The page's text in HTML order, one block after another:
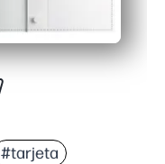
#tarjeta